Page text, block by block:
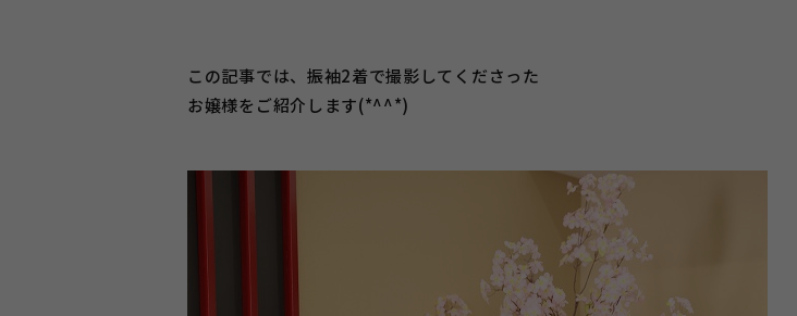
この記事では、振袖2着で撮影してくださった
お嬢様をご紹介します(*^^*)